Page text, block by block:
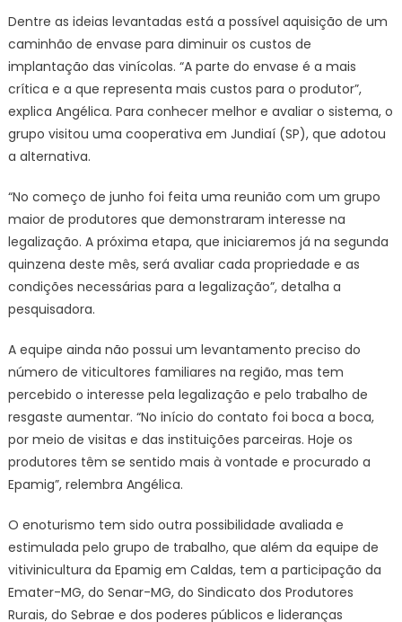
Dentre as ideias levantadas está a possível aquisição de um
caminhão de envase para diminuir os custos de
implantação das vinícolas. “A parte do envase é a mais
crítica e a que representa mais custos para o produtor”,
explica Angélica. Para conhecer melhor e avaliar o sistema, o
grupo visitou uma cooperativa em Jundiaí (SP), que adotou
a alternativa.
“No começo de junho foi feita uma reunião com um grupo
maior de produtores que demonstraram interesse na
legalização. A próxima etapa, que iniciaremos já na segunda
quinzena deste mês, será avaliar cada propriedade e as
condições necessárias para a legalização”, detalha a
pesquisadora.
A equipe ainda não possui um levantamento preciso do
número de viticultores familiares na região, mas tem
percebido o interesse pela legalização e pelo trabalho de
resgaste aumentar. “No início do contato foi boca a boca,
por meio de visitas e das instituições parceiras. Hoje os
produtores têm se sentido mais à vontade e procurado a
Epamig”, relembra Angélica.
O enoturismo tem sido outra possibilidade avaliada e
estimulada pelo grupo de trabalho, que além da equipe de
vitivinicultura da Epamig em Caldas, tem a participação da
Emater-MG, do Senar-MG, do Sindicato dos Produtores
Rurais, do Sebrae e dos poderes públicos e lideranças